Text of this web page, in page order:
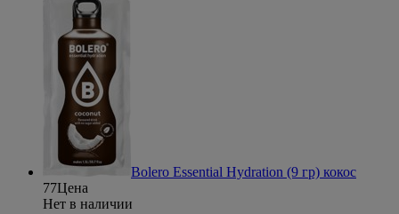
Bolero Essential Hydration (9 гр) кокос
77Цена
Нет в наличии